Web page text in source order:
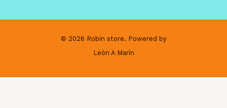
© 2026 Robin store. Powered by
León A Marín